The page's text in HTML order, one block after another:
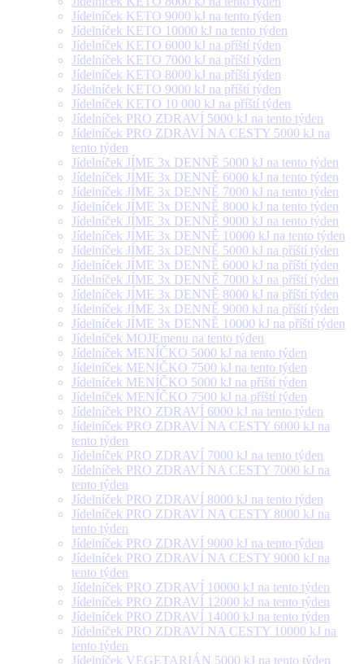
Jídelníček KETO 9000 kJ na tento týden
Jídelníček KETO 10000 kJ na tento týden
Jídelníček KETO 6000 kJ na příští týden
Jídelníček KETO 7000 kJ na příští týden
Jídelníček KETO 8000 kJ na příští týden
Jídelníček KETO 9000 kJ na příští týden
Jídelníček KETO 10 000 kJ na příští týden
Jídelníček PRO ZDRAVÍ 5000 kJ na tento týden
Jídelníček PRO ZDRAVÍ NA CESTY 5000 kJ na
tento týden
Jídelníček JÍME 3x DENNĚ 5000 kJ na tento týden
Jídelníček JÍME 3x DENNĚ 6000 kJ na tento týden
Jídelníček JÍME 3x DENNĚ 7000 kJ na tento týden
Jídelníček JÍME 3x DENNĚ 8000 kJ na tento týden
Jídelníček JÍME 3x DENNĚ 9000 kJ na tento týden
Jídelníček JÍME 3x DENNĚ 10000 kJ na tento týden
Jídelníček JÍME 3x DENNĚ 5000 kJ na příští týden
Jídelníček JÍME 3x DENNĚ 6000 kJ na příští týden
Jídelníček JÍME 3x DENNĚ 7000 kJ na příští týden
Jídelníček JÍME 3x DENNĚ 8000 kJ na příští týden
Jídelníček JÍME 3x DENNĚ 9000 kJ na příští týden
Jídelníček JÍME 3x DENNĚ 10000 kJ na příští týden
Jídelníček MOJEmenu na tento týden
Jídelníček MENÍČKO 5000 kJ na tento týden
Jídelníček MENÍČKO 7500 kJ na tento týden
Jídelníček MENÍČKO 5000 kJ na příští týden
Jídelníček MENÍČKO 7500 kJ na příští týden
Jídelníček PRO ZDRAVÍ 6000 kJ na tento týden
Jídelníček PRO ZDRAVÍ NA CESTY 6000 kJ na
tento týden
Jídelníček PRO ZDRAVÍ 7000 kJ na tento týden
Jídelníček PRO ZDRAVÍ NA CESTY 7000 kJ na
tento týden
Jídelníček PRO ZDRAVÍ 8000 kJ na tento týden
Jídelníček PRO ZDRAVÍ NA CESTY 8000 kJ na
tento týden
Jídelníček PRO ZDRAVÍ 9000 kJ na tento týden
Jídelníček PRO ZDRAVÍ NA CESTY 9000 kJ na
tento týden
Jídelníček PRO ZDRAVÍ 10000 kJ na tento týden
Jídelníček PRO ZDRAVÍ 12000 kJ na tento týden
Jídelníček PRO ZDRAVÍ 14000 kJ na tento týden
Jídelníček PRO ZDRAVÍ NA CESTY 10000 kJ na
tento týden
Jídelníček VEGETARIÁN 5000 kJ na tento týden